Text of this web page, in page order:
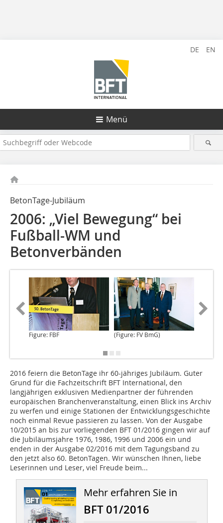
DE EN
Menü
BetonTage-Jubiläum
2006: „Viel Bewegung“ bei
Fußball-WM und
Betonverbänden
Figure: FBF (Figure: FV BmG)
2016 feiern die BetonTage ihr 60-jähriges Jubiläum. Guter
Grund für die Fachzeitschrift BFT International, den
langjährigen exklusiven Medienpartner der führenden
europäischen Branchenveranstaltung, einen Blick ins Archiv
zu werfen und einige Stationen der Entwicklungsgeschichte
noch einmal Revue passieren zu lassen. Von der Ausgabe
10/2015 an bis zur vorliegenden BFT 01/2016 gingen wir auf
die Jubiläumsjahre 1976, 1986, 1996 und 2006 ein und
enden in der Ausgabe 02/2016 mit dem Tagungsband zu
den jetzt also 60. BetonTagen. Wir wünschen Ihnen, liebe
Leserinnen und Leser, viel Freude beim...
Mehr erfahren Sie in
BFT 01/2016